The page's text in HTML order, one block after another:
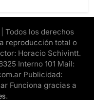
Todos los derechos
reproducción total o
Horacio Schivintt.
Interno 101 Mail:
Publicidad:
Funciona gracias a
.